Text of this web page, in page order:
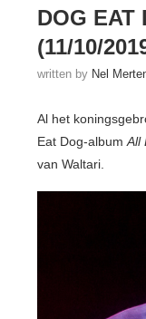
DOG EAT
(11/10/
written by Nel
Al het
Eat Dog-album All
van Waltari.